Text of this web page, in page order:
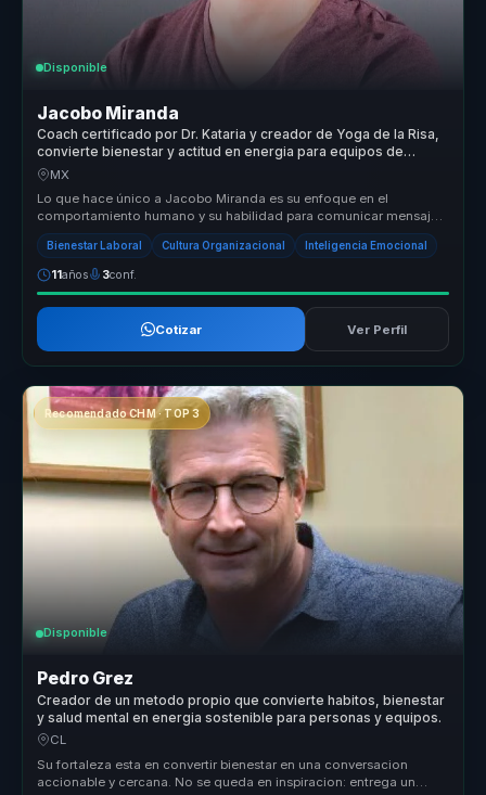
Disponible
Jacobo Miranda
Coach certificado por Dr. Kataria y creador de Yoga de la Risa,
convierte bienestar y actitud en energia para equipos de
trabajo.
MX
Lo que hace único a Jacobo Miranda es su enfoque en el
comportamiento humano y su habilidad para comunicar mensajes
positivos de manera e...
Bienestar Laboral Cultura Organizacional Inteligencia Emocional
11años 3conf.
Cotizar Ver Perfil
Recomendado CHM · TOP 3
Disponible
Pedro Grez
Creador de un metodo propio que convierte habitos, bienestar
y salud mental en energia sostenible para personas y equipos.
CL
Su fortaleza esta en convertir bienestar en una conversacion
accionable y cercana. No se queda en inspiracion: entrega un